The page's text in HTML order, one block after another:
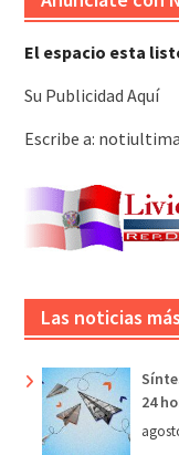
El espacio esta
Su Publicidad Aquí
Escribe a:
Las noticias
24